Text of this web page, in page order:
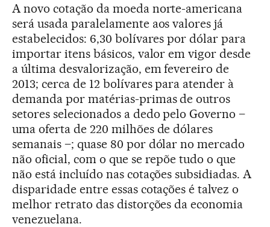
A novo cotação da moeda norte-americana
será usada paralelamente aos valores já
estabelecidos: 6,30 bolívares por dólar para
importar itens básicos, valor em vigor desde
a última desvalorização, em fevereiro de
2013; cerca de 12 bolívares para atender à
demanda por matérias-primas de outros
setores selecionados a dedo pelo Governo –
uma oferta de 220 milhões de dólares
semanais –; quase 80 por dólar no mercado
não oficial, com o que se repõe tudo o que
não está incluído nas cotações subsidiadas. A
disparidade entre essas cotações é talvez o
melhor retrato das distorções da economia
venezuelana.